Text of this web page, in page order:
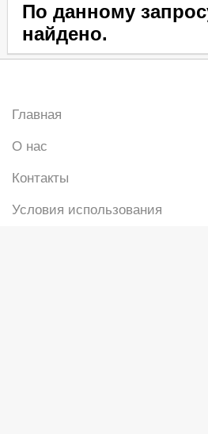
По данному
найдено.
Главная
О нас
Контакты
Условия использования